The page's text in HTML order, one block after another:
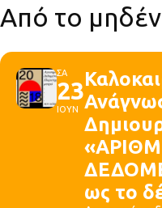
Από το
ΣΑ
23
ΙΟΥΝ
ως το